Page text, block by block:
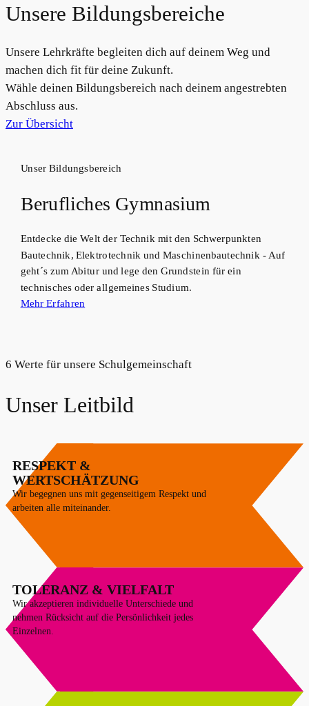
Unsere Bildungsbereiche
Unsere Lehrkräfte begleiten dich auf deinem Weg und
machen dich fit für deine Zukunft.
Wähle deinen Bildungsbereich nach deinem angestrebten
Abschluss aus.
Zur Übersicht
Unser Bildungsbereich
Berufliches Gymnasium
Entdecke die Welt der Technik mit den Schwerpunkten
Bautechnik, Elektrotechnik und Maschinenbautechnik - Auf
geht´s zum Abitur und lege den Grundstein für ein
technisches oder allgemeines Studium.
Mehr Erfahren
6 Werte für unsere Schulgemeinschaft
Unser Leitbild
RESPEKT &
WERTSCHÄTZUNG
Wir begegnen uns mit gegenseitigem Respekt und
arbeiten alle miteinander.
TOLERANZ & VIELFALT
Wir akzeptieren individuelle Unterschiede und
nehmen Rücksicht auf die Persönlichkeit jedes
Einzelnen.